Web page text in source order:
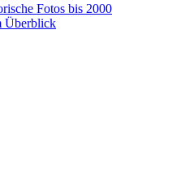
Fotos bis 2000
Überblick